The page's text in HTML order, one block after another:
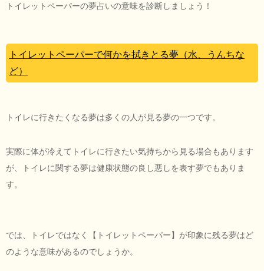
トイレットペーパーの夢占いの意味を診断しましょう！
トイレットペーパーで何かを拭きとる夢（水、うんちな
ど）
トイレに行きたくなる夢は多くの人が見る夢の一つです。
実際に体が冷えてトイレに行きたい気持ちから見る場合もあります
が、トイレに関する夢は健康状態の良し悪しを表す夢でもありま
す。
では、トイレではなく【トイレットペーパー】が印象に残る夢はど
のような意味があるのでしょうか。